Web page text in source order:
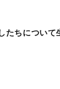
たちについて